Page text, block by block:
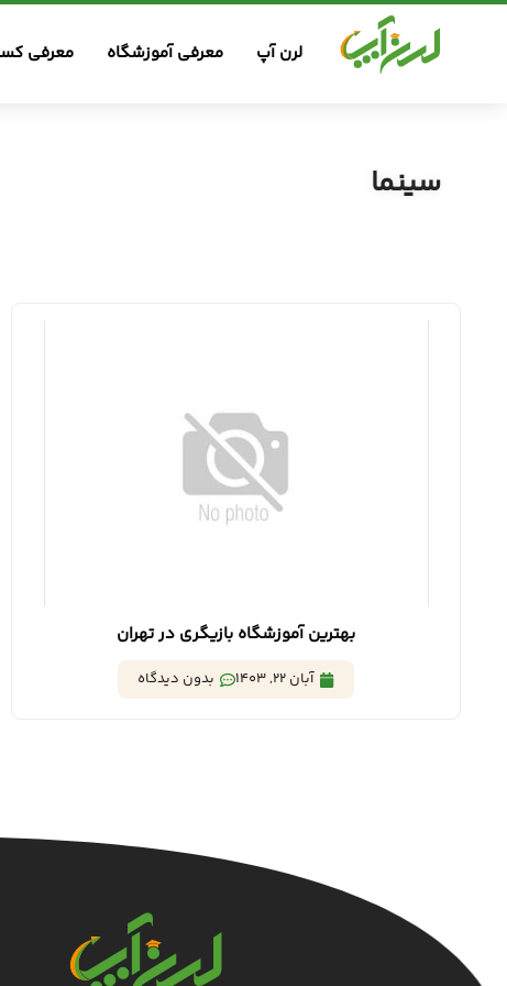
لرن آپ معرفی آموزشگاه معرفی
سینما
بهترین آموزشگاه‌ بازیگری در تهران
آبان 22, 1403 بدون دیدگاه